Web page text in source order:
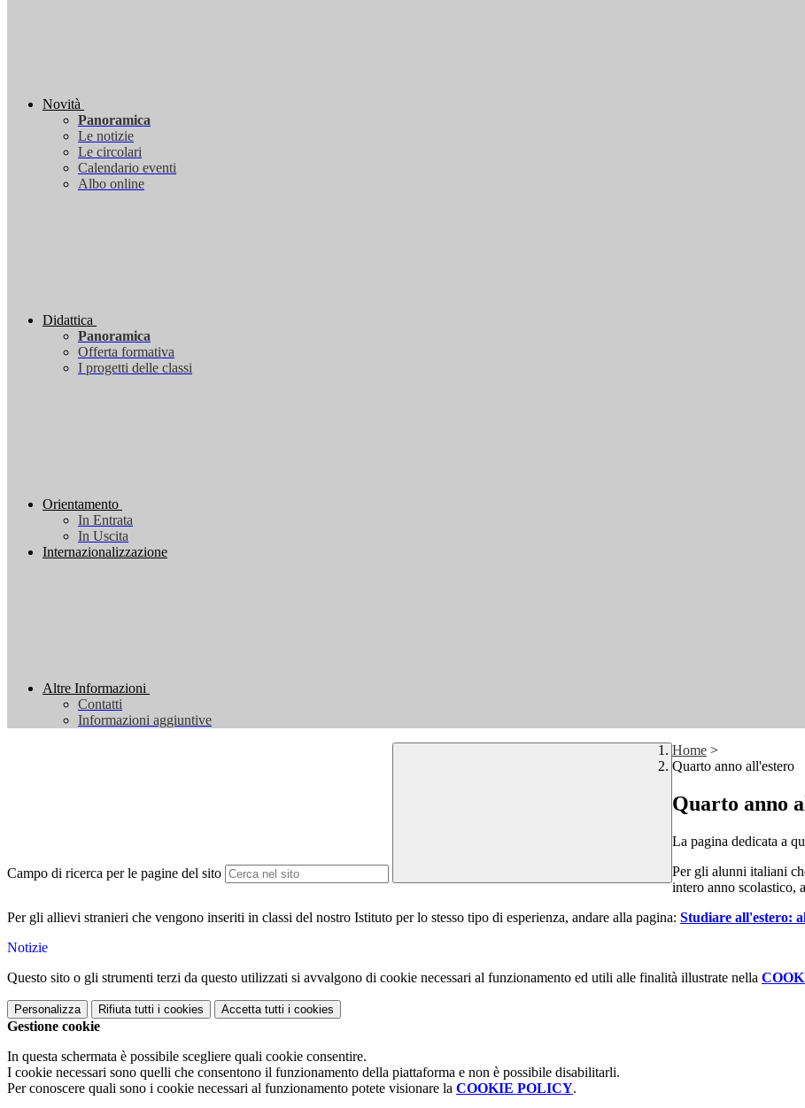
Novità
Panoramica
Le notizie
Le circolari
Calendario eventi
Albo online
Didattica
Panoramica
Offerta formativa
I progetti delle classi
Orientamento
In Entrata
In Uscita
Internazionalizzazione
Altre Informazioni
Contatti
Informazioni aggiuntive
Campo di ricerca per le pagine del sito
Home >
Quarto anno all'estero
Quarto anno
La pagina dedicata a
Per gli alunni italiani
intero anno scolastico,
Per gli allievi stranieri che vengono inseriti in classi del nostro Istituto per lo stesso tipo di esperienza, andare alla pagina: Studiare all'estero:
Notizie
Questo sito o gli strumenti terzi da questo utilizzati si avvalgono di cookie necessari al funzionamento ed utili alle finalità illustrate nella
Personalizza Rifiuta tutti i cookies Accetta tutti i cookies
Gestione cookie
In questa schermata è possibile scegliere quali cookie consentire.
I cookie necessari sono quelli che consentono il funzionamento della piattaforma e non è possibile disabilitarli.
Per conoscere quali sono i cookie necessari al funzionamento potete visionare la COOKIE POLICY.